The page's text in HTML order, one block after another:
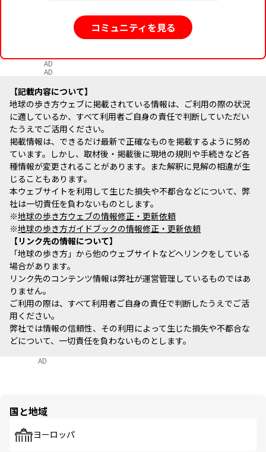
コミュニティを見る
AD
AD
記載内容について
地球の歩き方ウェブに掲載されている情報は、ご利用の際の状況
に適しているか、すべて利用者ご自身の責任で判断していただい
たうえでご活用ください。
掲載情報は、できるだけ最新で正確なものを掲載するように努め
ています。しかし、取材後・掲載後に現地の規則や手続きなど各
種情報が変更されることがあります。また解釈に見解の相違が生
じることもあります。
本ウェブサイトを利用して生じた損失や不都合などについて、弊
社は一切責任を負わないものとします。
※地球の歩き方ウェブの情報修正・更新依頼
※地球の歩き方ガイドブックの情報修正・更新依頼
リンク先の情報について
「地球の歩き方」から他のウェブサイトなどへリンクをしている
場合があります。
リンク先のコンテンツ情報は弊社が運営管理しているものではあ
りません。
ご利用の際は、すべて利用者ご自身の責任で判断したうえでご活
用ください。
弊社では情報の信頼性、その利用によって生じた損失や不都合な
どについて、一切責任を負わないものとします。
AD
国と地域
ヨーロッパ